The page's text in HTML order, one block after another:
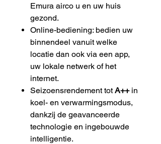
Emura airco u en uw huis
gezond.
Online-bediening: bedien uw
binnendeel vanuit welke
locatie dan ook via een app,
uw lokale netwerk of het
internet.
Seizoensrendement totA++in
koel- en verwarmingsmodus,
dankzij de geavanceerde
technologie en ingebouwde
intelligentie.